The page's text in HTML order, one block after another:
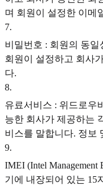
며 회원이 설정한 이메
7.
비밀번호 : 회원의 동
회원이 설정하고 회사
다.
8.
유료서비스 : 위드로우
능한 회사가 제공하는
비스를 말합니다. 정보
9.
IMEI (Intel Management
기에 내장되어 있는 15